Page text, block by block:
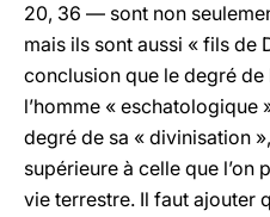
20, 36 — sont non
mais ils sont aussi « fils de
conclusion que le degré
l’homme « eschatologique
degré de sa « divinisation
supérieure à celle que l’on
vie terrestre. Il faut ajouter